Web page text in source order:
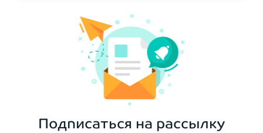
Подписаться на рассылку